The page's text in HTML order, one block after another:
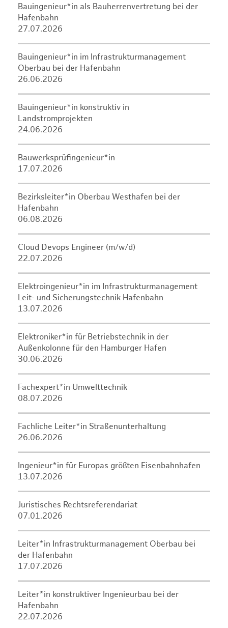
Bauingenieur*in als Bauherrenvertretung bei der
Hafenbahn
27.07.2026
Bauingenieur*in im Infrastrukturmanagement
Oberbau bei der Hafenbahn
26.06.2026
Bauingenieur*in konstruktiv in
Landstromprojekten
24.06.2026
Bauwerksprüfingenieur*in
17.07.2026
Bezirksleiter*in Oberbau Westhafen bei der
Hafenbahn
06.08.2026
Cloud Devops Engineer (m/w/d)
22.07.2026
Elektroingenieur*in im Infrastrukturmanagement
Leit- und Sicherungstechnik Hafenbahn
13.07.2026
Elektroniker*in für Betriebstechnik in der
Außenkolonne für den Hamburger Hafen
30.06.2026
Fachexpert*in Umwelttechnik
08.07.2026
Fachliche Leiter*in Straßenunterhaltung
26.06.2026
Ingenieur*in für Europas größten Eisenbahnhafen
13.07.2026
Juristisches Rechtsreferendariat
07.01.2026
Leiter*in Infrastrukturmanagement Oberbau bei
der Hafenbahn
17.07.2026
Leiter*in konstruktiver Ingenieurbau bei der
Hafenbahn
22.07.2026